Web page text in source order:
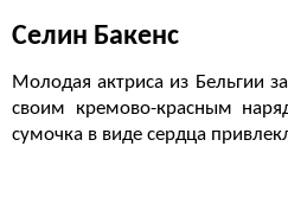
Селин Бакенс
Молодая актриса из Бельгии
своим кремово-красным
сумочка в виде сердца